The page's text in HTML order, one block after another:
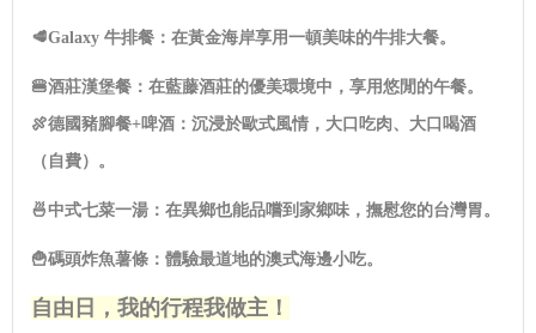
🥩Galaxy 牛排餐：在黃金海岸享用一頓美味的牛排大餐。
🍔酒莊漢堡餐：在藍藤酒莊的優美環境中，享用悠閒的午餐。
🍖德國豬腳餐+啤酒：沉浸於歐式風情，大口吃肉、大口喝酒
（自費）。
🍜中式七菜一湯：在異鄉也能品嚐到家鄉味，撫慰您的台灣胃。
🍟碼頭炸魚薯條：體驗最道地的澳式海邊小吃。
自由日，我的行程我做主！